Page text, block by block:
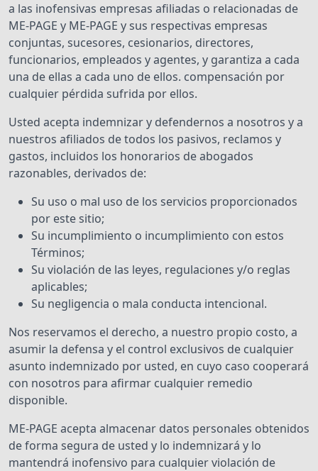
a las inofensivas empresas afiliadas o relacionadas de
ME-PAGE y ME-PAGE y sus respectivas empresas
conjuntas, sucesores, cesionarios, directores,
funcionarios, empleados y agentes, y garantiza a cada
una de ellas a cada uno de ellos. compensación por
cualquier pérdida sufrida por ellos.
Usted acepta indemnizar y defendernos a nosotros y a
nuestros afiliados de todos los pasivos, reclamos y
gastos, incluidos los honorarios de abogados
razonables, derivados de:
Su uso o mal uso de los servicios proporcionados
por este sitio;
Su incumplimiento o incumplimiento con estos
Términos;
Su violación de las leyes, regulaciones y/o reglas
aplicables;
Su negligencia o mala conducta intencional.
Nos reservamos el derecho, a nuestro propio costo, a
asumir la defensa y el control exclusivos de cualquier
asunto indemnizado por usted, en cuyo caso cooperará
con nosotros para afirmar cualquier remedio
disponible.
ME-PAGE acepta almacenar datos personales obtenidos
de forma segura de usted y lo indemnizará y lo
mantendrá inofensivo para cualquier violación de